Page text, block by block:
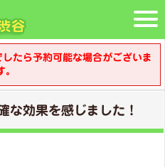
たら予約可能な場合がございま
。
な効果を感じました！